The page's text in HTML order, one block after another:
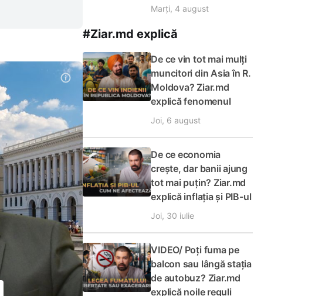
Marți, 4 august
#Ziar.md explică
De ce vin tot mai mulți
muncitori din Asia în R.
Moldova? Ziar.md
explică fenomenul
Joi, 6 august
De ce economia
crește, dar banii ajung
tot mai puțin? Ziar.md
explică inflația și PIB-ul
Joi, 30 iulie
VIDEO/ Poți fuma pe
balcon sau lângă stația
de autobuz? Ziar.md
explică noile reguli